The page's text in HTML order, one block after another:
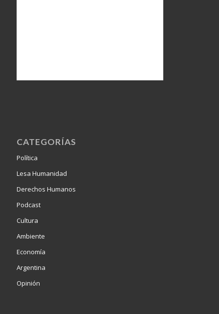
CATEGORÍAS
Política
Lesa Humanidad
Derechos Humanos
Podcast
Cultura
Ambiente
Economía
Argentina
Opinión